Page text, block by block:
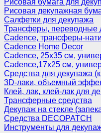
Рисовая бумага для
Рисовая декупажная
Салфетки для декупажа
Трансферы, переводные
Cadence, трансферы-
Cadence Home Decor
Cadence, 25х35 см,
Cadence,17х25 см,
Средства для декупажа
3D-лаки, объемный
Клей, лак, клей-лак для
Трансферные средства
Декупаж на стекле
Средства DECOPATCH
Инструменты для